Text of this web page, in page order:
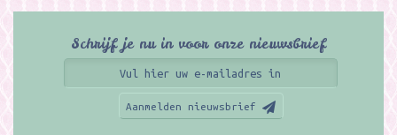
Schrijf je nu in voor onze nieuwsbrief
Aanmelden nieuwsbrief